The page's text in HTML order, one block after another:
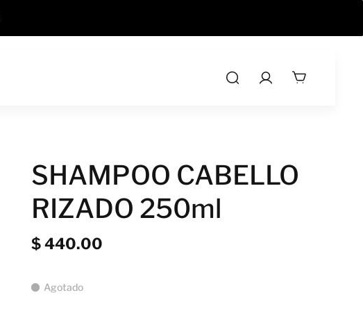
SHAMPOO CABELLO
RIZADO 250ml
$ 440.00
Agotado